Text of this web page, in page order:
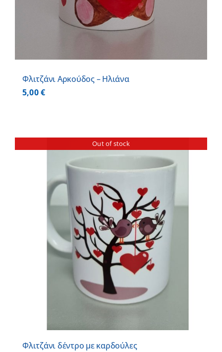
Φλιτζάνι Αρκούδος – Ηλιάνα
5,00€
Out of stock
Φλιτζάνι δέντρο με καρδούλες